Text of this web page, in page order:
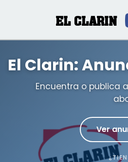
EL CLARIN
El Clarin:
Encuentra o publica
Ver